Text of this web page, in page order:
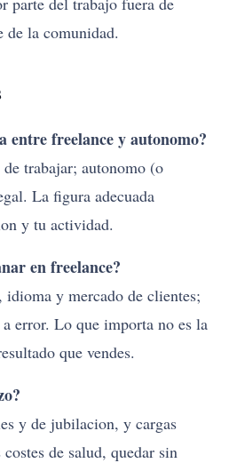
de la comunidad.
entre freelance y autonomo?
trabajar; autonomo (o
La figura adecuada
y tu actividad.
en freelance?
y mercado de clientes;
error. Lo que importa no es la
que vendes.
y de jubilacion, y cargas
de salud, quedar sin